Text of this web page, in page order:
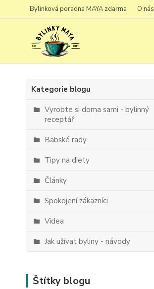
Bylinková poradna MAYA zdarma O nás
Kategorie blogu
Vyrobte si doma sami - bylinný
receptář
Babské rady
Tipy na diety
Články
Spokojení zákazníci
Videa
Jak užívat byliny - návody
Štítky blogu